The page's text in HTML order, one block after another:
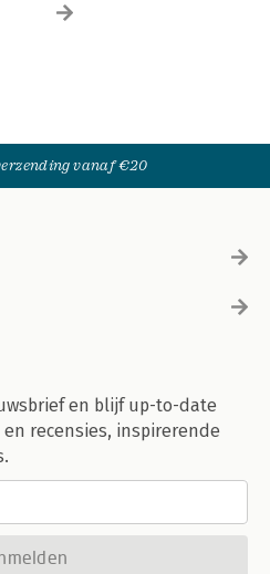
vanaf €20
en blijf up-to-date
recensies, inspirerende